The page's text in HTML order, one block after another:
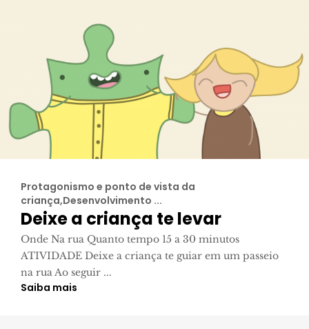
Protagonismo e ponto de vista da
criança,Desenvolvimento ...
Deixe a criança te levar
Onde Na rua Quanto tempo 15 a 30 minutos
ATIVIDADE Deixe a criança te guiar em um passeio
na rua Ao seguir ...
Saiba mais